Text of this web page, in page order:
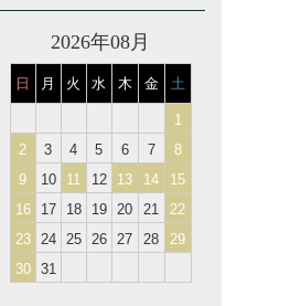
2026年08月
日 月 火 水 木 金 土
1
2
3 4 5 6 7
8
9
10 11 12 13 14
15
16
17 18 19 20 21
22
23
24 25 26 27 28
29
30
31